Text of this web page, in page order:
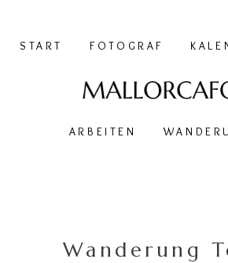
START FOTOGRAF
ARBEITEN
Wanderung